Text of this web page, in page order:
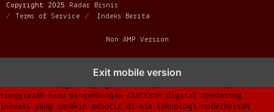
Copyright 2025 Radar Bisnis
Terms of Service
Indeks Berita
Non AMP Version
Exit mobile version
dalam menghadirkan inovasi berkualitasai digital menjadi kunci
tinggiarah baru pengembangan platform digital mendorong
inovasi yang semakin adaptif di era teknologi modern kisah